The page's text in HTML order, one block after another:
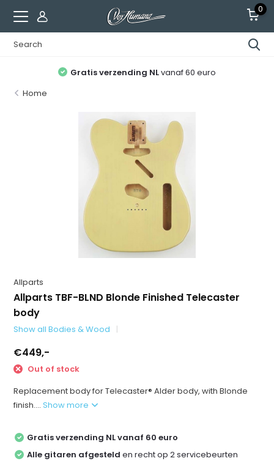
0
Gratis verzending NLvanaf 60 euro
Home
Allparts
Allparts TBF-BLND Blonde Finished Telecaster
body
Show all Bodies & Wood
€449,-
Out of stock
Replacement body for Telecaster® Alder body, with Blonde
finish....Show more
Gratis verzending NL vanaf 60 euro
Alle gitaren afgesteld en recht op 2 servicebeurten